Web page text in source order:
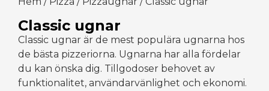
Classic ugnar
Classic ugnar är de mest populära ugnarna hos
de bästa pizzeriorna. Ugnarna har alla fördelar
du kan önska dig. Tillgodoser behovet av
funktionalitet, användarvänlighet och ekonomi.